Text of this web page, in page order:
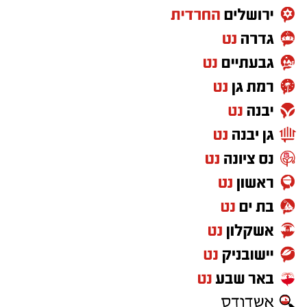
חשוב לדעת:
כלים חד פעמיים
חד פעמיים ושקיות ניילון לחוף. יוטלו קנסות על
המפרים.
שעות פעילות
7:45-16:45 א'-ה'. שישי שבת -7:45-17:15
כללי התנהגות בחופי הרחצה
הרחצה מותרת רק בחופים המוכרזים בשעות
הפעילות בלבד ולעיניהם של שירותי ההצלה
יש להישמע להוראות המצילים, להימנע